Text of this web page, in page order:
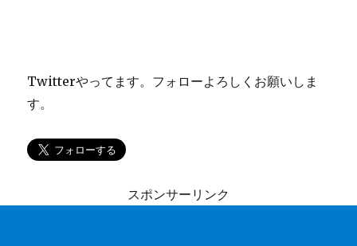
Twitterやってます。フォローよろしくお願いしま
す。
スポンサーリンク